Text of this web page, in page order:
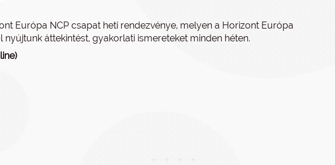
Európa NCP csapat heti rendezvénye, melyen a Horizont Európa
áttekintést, gyakorlati ismereteket minden héten.